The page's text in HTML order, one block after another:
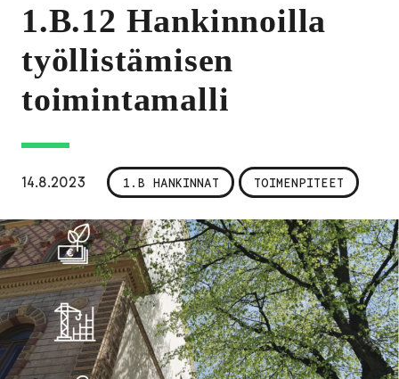
1.B.12 Hankinnoilla
työllistämisen
toimintamalli
14.8.2023 1.B HANKINNAT TOIMENPITEET